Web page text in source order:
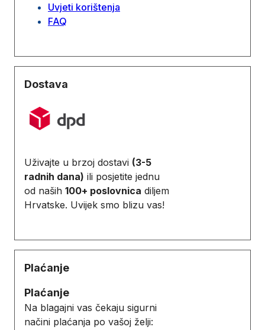
Uvjeti korištenja
FAQ
Dostava
Uživajte u brzoj dostavi (3-5
radnih dana) ili posjetite jednu
od naših 100+ poslovnica diljem
Hrvatske. Uvijek smo blizu vas!
Plaćanje
Plaćanje
Na blagajni vas čekaju sigurni
načini plaćanja po vašoj želji: